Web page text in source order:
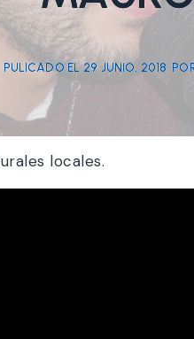
PULICADO EL 29 JUNIO, 2018
locales.